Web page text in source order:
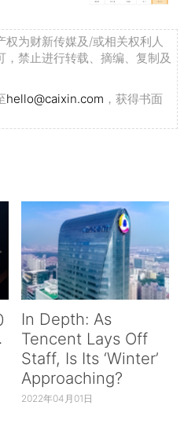
权为财新传媒及/或相关权利人
禁止进行转载、摘编、复制及
hello@caixin.com ，获得书面
In Depth: As
Tencent Lays Off
Staff, Is Its ‘Winter’
Approaching?
2022年04月01日